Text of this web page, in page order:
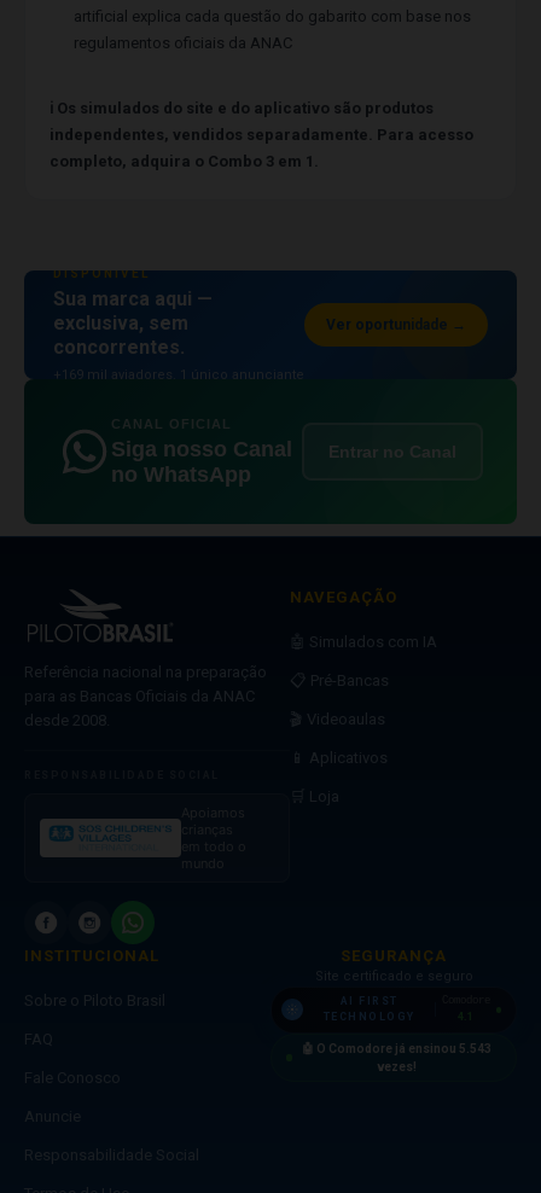
artificial explica cada questão do gabarito com base nos
regulamentos oficiais da ANAC
ℹ️ Os simulados do site e do aplicativo são produtos
independentes, vendidos separadamente. Para acesso
completo, adquira o Combo 3 em 1.
DISPONÍVEL
Sua marca aqui —
exclusiva, sem
concorrentes.
+169 mil aviadores. 1 único anunciante
Ver oportunidade →
CANAL OFICIAL
Siga nosso Canal
no WhatsApp
Entrar no Canal
Referência nacional na preparação
para as Bancas Oficiais da ANAC
desde 2008.
Apoiamos
NAVEGAÇÃO
🤖 Simulados com IA
📋 Pré-Bancas
🎬 Videoaulas
📱 Aplicativos
🛒 Loja
INSTITUCIONAL
Sobre o Piloto Brasil
SEGURANÇA
Site certificado e seguro
AI FIRST
TECHNOLOGY
🤖 O Comodore já ensinou 5.543
vezes!